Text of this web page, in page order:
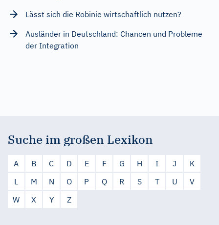
Lässt sich die Robinie wirtschaftlich nutzen?
Ausländer in Deutschland: Chancen und Probleme
der Integration
Suche im großen Lexikon
A B C D E F G H I J
K
L
M N O P Q R S T U
V
W
X Y Z